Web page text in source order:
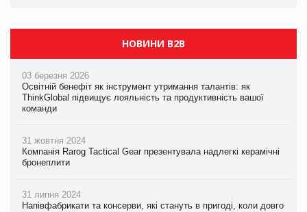
НОВИНИ B2B
03 березня 2026
Освітній бенефіт як інструмент утримання талантів: як
ThinkGlobal підвищує лояльність та продуктивність вашої
команди
31 жовтня 2024
Компанія Rarog Tactical Gear презентувала надлегкі керамічні
бронеплити
31 липня 2024
Напівфабрикати та консерви, які стануть в пригоді, коли довго